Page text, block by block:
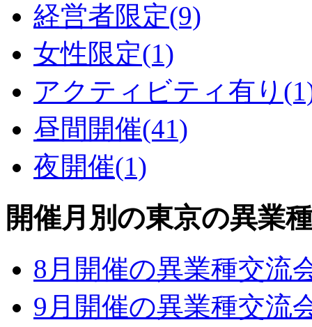
経営者限定(9)
女性限定(1)
アクティビティ有り
昼間開催(41)
夜開催(1)
開催月別の東京の異業
8月開催の異業種交流
9月開催の異業種交流